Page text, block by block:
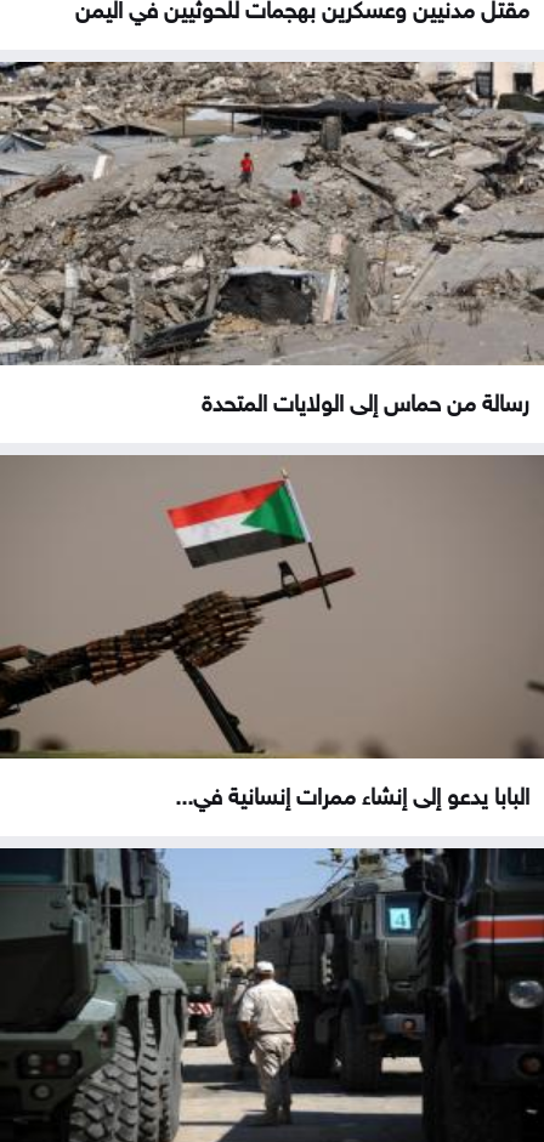
رسالة من حماس إلى الولايات المتحدة
البابا يدعو إلى إنشاء ممرات إنسانية في...